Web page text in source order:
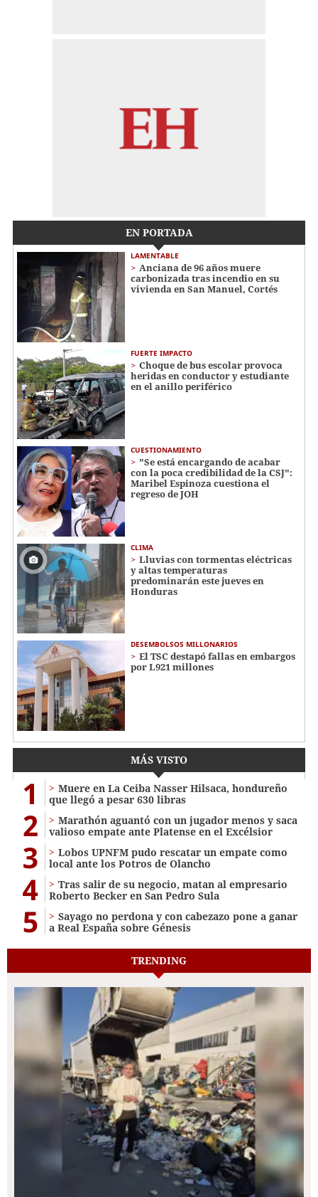
EN PORTADA
LAMENTABLE
Anciana de 96 años muere
carbonizada tras incendio en su
vivienda en San Manuel, Cortés
FUERTE IMPACTO
Choque de bus escolar provoca
heridas en conductor y estudiante
en el anillo periférico
CUESTIONAMIENTO
"Se está encargando de acabar
con la poca credibilidad de la CSJ":
Maribel Espinoza cuestiona el
regreso de JOH
CLIMA
Lluvias con tormentas eléctricas
y altas temperaturas
predominarán este jueves en
Honduras
DESEMBOLSOS MILLONARIOS
El TSC destapó fallas en embargos
por L921 millones
MÁS VISTO
1
Muere en La Ceiba Nasser Hilsaca, hondureño
que llegó a pesar 630 libras
2
Marathón aguantó con un jugador menos y saca
valioso empate ante Platense en el Excélsior
3
Lobos UPNFM pudo rescatar un empate como
local ante los Potros de Olancho
4
Tras salir de su negocio, matan al empresario
Roberto Becker en San Pedro Sula
5
Sayago no perdona y con cabezazo pone a ganar
a Real España sobre Génesis
TRENDING